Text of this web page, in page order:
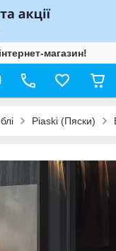
магазин!
Piaski (Пяски)